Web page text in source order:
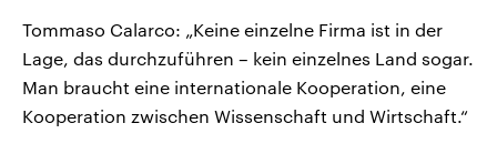
Tommaso Calarco: „Keine einzelne Firma ist in der
Lage, das durchzuführen – kein einzelnes Land sogar.
Man braucht eine internationale Kooperation, eine
Kooperation zwischen Wissenschaft und Wirtschaft.“